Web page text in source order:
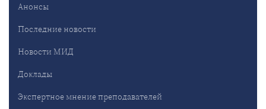
Анонсы
Последние новости
Новости МИД
Доклады
Экспертное мнение преподавателей